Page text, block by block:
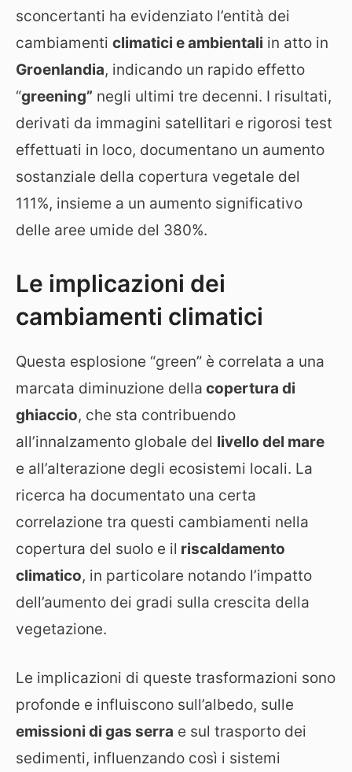
sconcertanti ha evidenziato l’entità dei
cambiamenti climatici e ambientali in atto in
Groenlandia, indicando un rapido effetto
“greening” negli ultimi tre decenni. I risultati,
derivati da immagini satellitari e rigorosi test
effettuati in loco, documentano un aumento
sostanziale della copertura vegetale del
111%, insieme a un aumento significativo
delle aree umide del 380%.
Le implicazioni dei
cambiamenti climatici
Questa esplosione “green” è correlata a una
marcata diminuzione della copertura di
ghiaccio, che sta contribuendo
all’innalzamento globale del livello del mare
e all’alterazione degli ecosistemi locali. La
ricerca ha documentato una certa
correlazione tra questi cambiamenti nella
copertura del suolo e il riscaldamento
climatico, in particolare notando l’impatto
dell’aumento dei gradi sulla crescita della
vegetazione.
Le implicazioni di queste trasformazioni sono
profonde e influiscono sull’albedo, sulle
emissioni di gas serra e sul trasporto dei
sedimenti, influenzando così i sistemi